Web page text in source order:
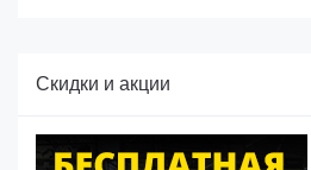
Скидки и акции